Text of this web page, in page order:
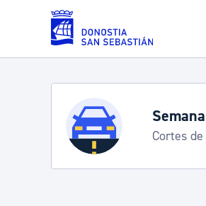
Saltar al contenido principal
Servicios
Padrón y asuntos
Cortes